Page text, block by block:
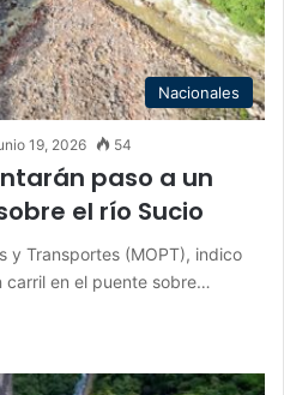
Nacionales
19, 2026 54
paso a un
el río Sucio
y Transportes (MOPT), indico
carril en el puente sobre…